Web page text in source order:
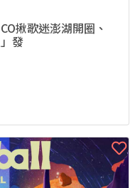
揪歌迷澎湖開圈、
發